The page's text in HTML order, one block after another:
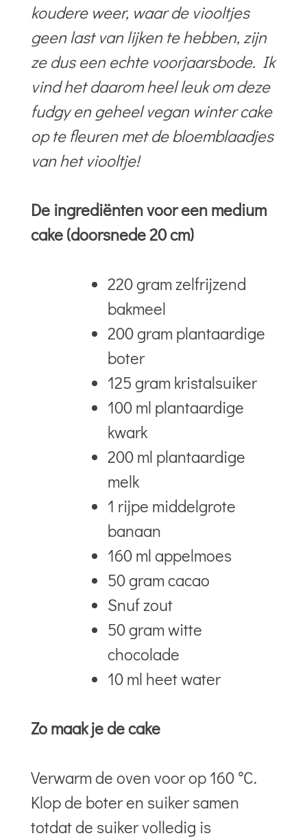
koudere weer, waar de viooltjes
geen last van lijken te hebben, zijn
ze dus een echte voorjaarsbode. Ik
vind het daarom heel leuk om deze
fudgy en geheel vegan winter cake
op te fleuren met de bloemblaadjes
van het viooltje!
De ingrediënten voor een medium
cake (doorsnede 20 cm)
220 gram zelfrijzend
bakmeel
200 gram plantaardige
boter
125 gram kristalsuiker
100 ml plantaardige
kwark
200 ml plantaardige
melk
1 rijpe middelgrote
banaan
160 ml appelmoes
50 gram cacao
Snuf zout
50 gram witte
chocolade
10 ml heet water
Zo maak je de cake
Verwarm de oven voor op 160 °C.
Klop de boter en suiker samen
totdat de suiker volledig is